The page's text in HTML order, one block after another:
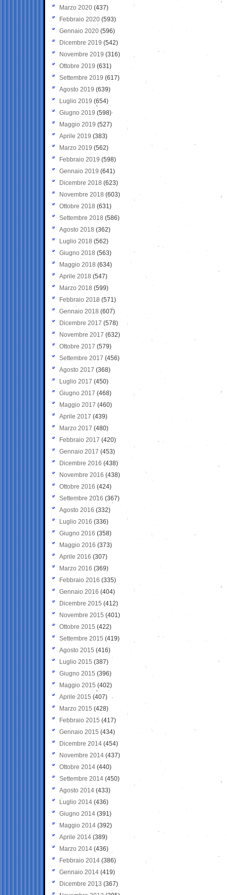
Marzo 2020 (437)
Febbraio 2020 (593)
Gennaio 2020 (596)
Dicembre 2019 (542)
Novembre 2019 (316)
Ottobre 2019 (631)
Settembre 2019 (617)
Agosto 2019 (639)
Luglio 2019 (654)
Giugno 2019 (598)
Maggio 2019 (527)
Aprile 2019 (383)
Marzo 2019 (562)
Febbraio 2019 (598)
Gennaio 2019 (641)
Dicembre 2018 (623)
Novembre 2018 (603)
Ottobre 2018 (631)
Settembre 2018 (586)
Agosto 2018 (362)
Luglio 2018 (562)
Giugno 2018 (563)
Maggio 2018 (634)
Aprile 2018 (547)
Marzo 2018 (599)
Febbraio 2018 (571)
Gennaio 2018 (607)
Dicembre 2017 (578)
Novembre 2017 (632)
Ottobre 2017 (579)
Settembre 2017 (456)
Agosto 2017 (368)
Luglio 2017 (450)
Giugno 2017 (468)
Maggio 2017 (460)
Aprile 2017 (439)
Marzo 2017 (480)
Febbraio 2017 (420)
Gennaio 2017 (453)
Dicembre 2016 (438)
Novembre 2016 (438)
Ottobre 2016 (424)
Settembre 2016 (367)
Agosto 2016 (332)
Luglio 2016 (336)
Giugno 2016 (358)
Maggio 2016 (373)
Aprile 2016 (307)
Marzo 2016 (369)
Febbraio 2016 (335)
Gennaio 2016 (404)
Dicembre 2015 (412)
Novembre 2015 (401)
Ottobre 2015 (422)
Settembre 2015 (419)
Agosto 2015 (416)
Luglio 2015 (387)
Giugno 2015 (396)
Maggio 2015 (402)
Aprile 2015 (407)
Marzo 2015 (428)
Febbraio 2015 (417)
Gennaio 2015 (434)
Dicembre 2014 (454)
Novembre 2014 (437)
Ottobre 2014 (440)
Settembre 2014 (450)
Agosto 2014 (433)
Luglio 2014 (436)
Giugno 2014 (391)
Maggio 2014 (392)
Aprile 2014 (389)
Marzo 2014 (436)
Febbraio 2014 (386)
Gennaio 2014 (419)
Dicembre 2013 (367)